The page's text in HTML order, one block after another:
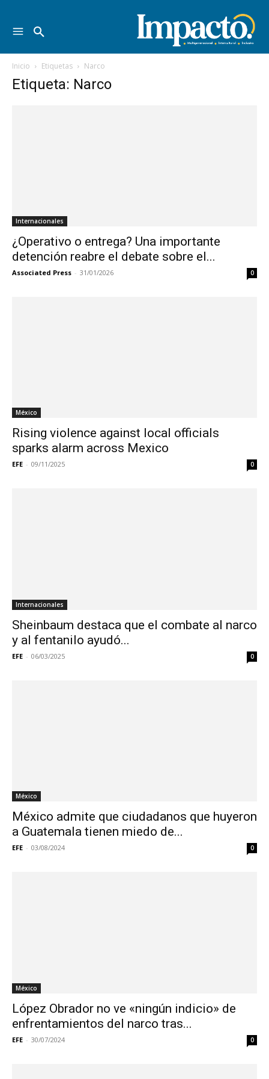
Inicio Etiquetas Narco
Etiqueta: Narco
Internacionales
¿Operativo o entrega? Una importante
detención reabre el debate sobre el...
Associated Press - 31/01/2026 0
México
Rising violence against local officials
sparks alarm across Mexico
EFE - 09/11/2025 0
Internacionales
Sheinbaum destaca que el combate al narco
y al fentanilo ayudó...
EFE - 06/03/2025 0
México
México admite que ciudadanos que huyeron
a Guatemala tienen miedo de...
EFE - 03/08/2024 0
México
López Obrador no ve «ningún indicio» de
enfrentamientos del narco tras...
EFE - 30/07/2024 0